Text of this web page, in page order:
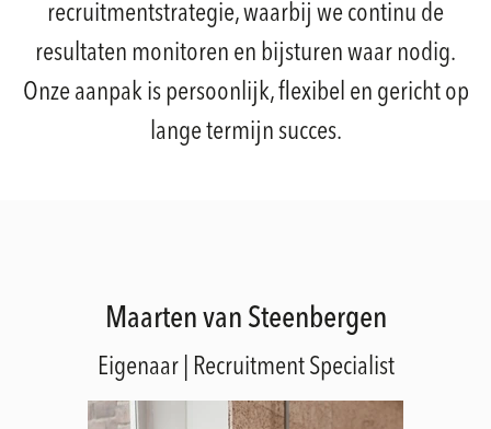
recruitmentstrategie, waarbij we continu de
resultaten monitoren en bijsturen waar nodig.
Onze aanpak is persoonlijk, flexibel en gericht op
lange termijn succes.
Maarten van Steenbergen
Eigenaar | Recruitment Specialist